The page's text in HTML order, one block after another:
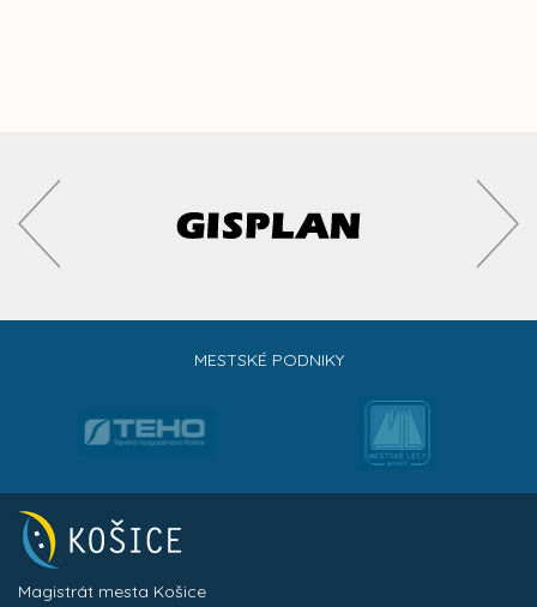
MESTSKÉ PODNIKY
Magistrát mesta Košice